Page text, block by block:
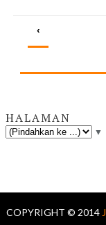
‹
HALAMAN
▼
COPYRIGHT © 2014